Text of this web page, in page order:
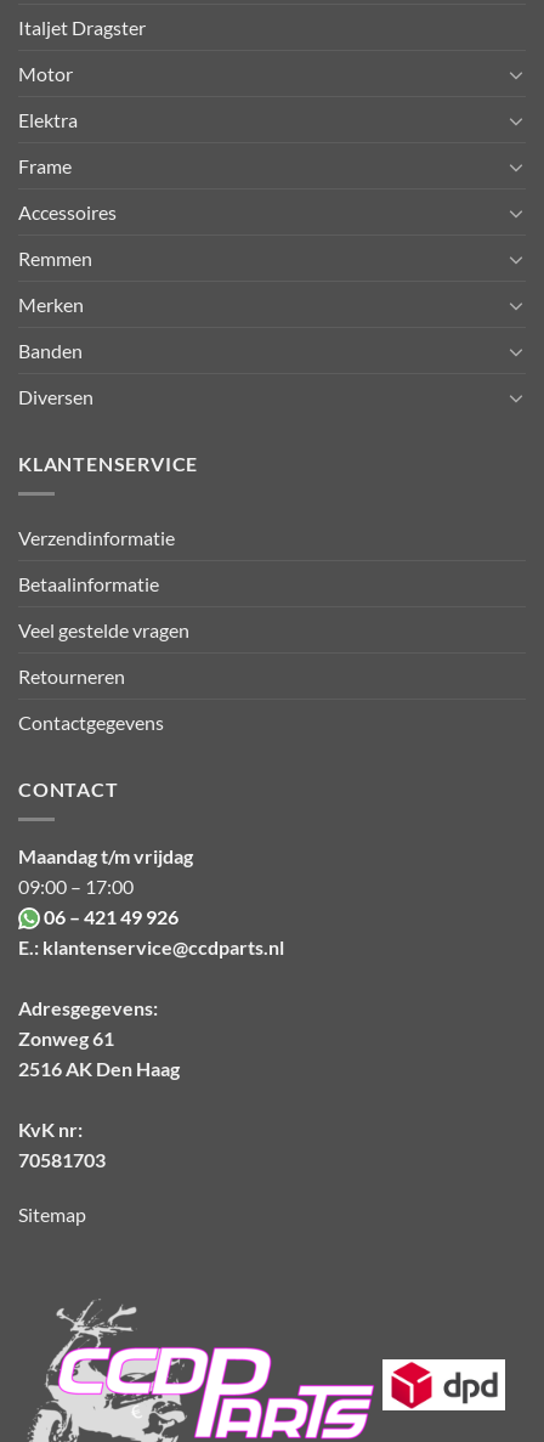
Italjet Dragster
Motor
Elektra
Frame
Accessoires
Remmen
Merken
Banden
Diversen
KLANTENSERVICE
Verzendinformatie
Betaalinformatie
Veel gestelde vragen
Retourneren
Contactgegevens
CONTACT
Maandag t/m vrijdag
09:00 – 17:00
06 – 421 49 926
E.: klantenservice@ccdparts.nl
Adresgegevens:
Zonweg 61
2516 AK Den Haag
KvK nr:
70581703
Sitemap